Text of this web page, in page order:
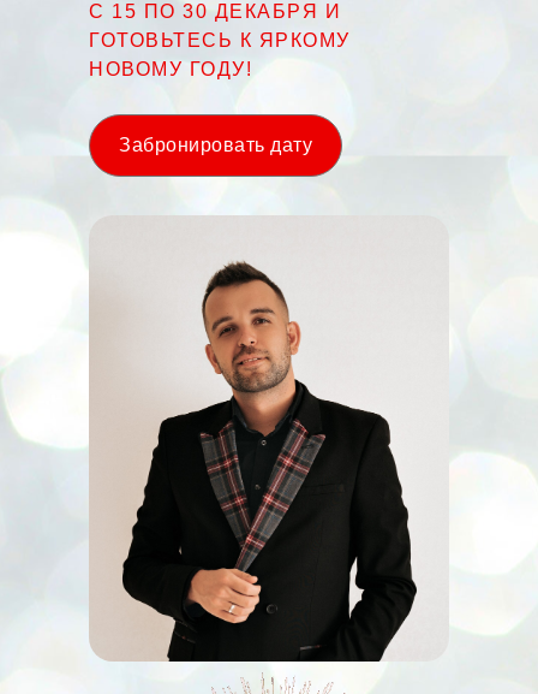
Забронировать дату
С 15 ПО 30 ДЕКАБРЯ И
ГОТОВЬТЕСЬ К ЯРКОМУ
НОВОМУ ГОДУ!